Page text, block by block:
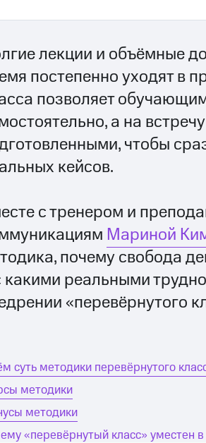
лекции и объёмные
постепенно уходят в
позволяет
а на
чтобы
кейсов.
с тренером и
Мариной
почему свобода
какими реальными
«перевёрнутого
суть методики перевёрнутого
методики
методики
«перевёрнутый класс» уместен